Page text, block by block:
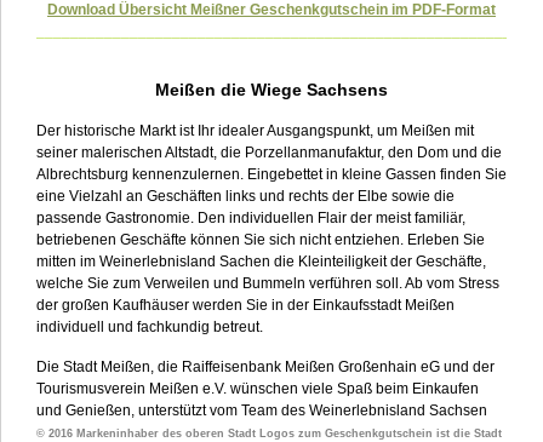
Download Übersicht Meißner Geschenkgutschein im PDF-Format
Meißen die Wiege Sachsens
Der historische Markt ist Ihr idealer Ausgangspunkt, um Meißen mit
seiner malerischen Altstadt, die Porzellanmanufaktur, den Dom und die
Albrechtsburg kennenzulernen. Eingebettet in kleine Gassen finden Sie
eine Vielzahl an Geschäften links und rechts der Elbe sowie die
passende Gastronomie. Den individuellen Flair der meist familiär,
betriebenen Geschäfte können Sie sich nicht entziehen. Erleben Sie
mitten im Weinerlebnisland Sachen die Kleinteiligkeit der Geschäfte,
welche Sie zum Verweilen und Bummeln verführen soll. Ab vom Stress
der großen Kaufhäuser werden Sie in der Einkaufsstadt Meißen
individuell und fachkundig betreut.
Die Stadt Meißen, die Raiffeisenbank Meißen Großenhain eG und der
Tourismusverein Meißen e.V. wünschen viele Spaß beim Einkaufen
und Genießen, unterstützt vom Team des Weinerlebnisland Sachsen
© 2016 Markeninhaber des oberen Stadt Logos zum Geschenkgutschein ist die Stadt